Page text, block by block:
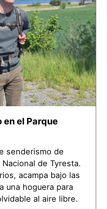
en el Parque
senderismo de
de Tyresta.
acampa bajo las
una hoguera para
al aire libre.